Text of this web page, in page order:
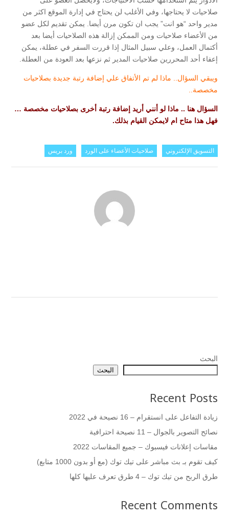
صلاحيات لا يحتاجها، وفي الأغلب لن يحتاج في إدارة الموقع اكثر من
مدير واحد “هو انت” يجب ان تكون مرن أيضا. يمكن تقديم لكل عضو
من الأعضاء صلاحيات ومن الممكن إزالة هذه الصلاحيات أيضا بعد
أكتمال العمل، وعلي سبيل المثال إذا قررت السفر في عطلة، يمكن
إعفاء أحد المحررين صلاحيات المدير ثم نزعها بعد العودة من العطلة.
ويبقي السؤال.. ماذا لم تم الأتفاق علي إضافة رتبة جديدة بصلاحيات
مخصصة..
السؤال هنا .. ماذا لو أنني أريد إضافة رتبة أخرى بصلاحيات مخصصة …
فهل هذا متاح ام لايمكن القيام بذلك.
التسويق الإلكتروني صلاحيات الأعضاء على الورد ورد بريس
البحث
البحث
Recent Posts
زيادة التفاعل على انستقرام – 16 نصيحة في 2022
نصائح التصوير بالجوال – 11 نصيحة احترافية
مقاسات إعلانات فيسبوك – جميع المقاسات 2022
كيف تقوم بـ بث مباشر على تيك توك (مع أو بدون 1000 متابع)
طرق الربح من تيك توك – 4 طرق تعرف عليها كلها
Recent Comments